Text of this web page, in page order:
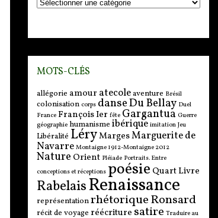
MOTS-CLÉS
allégorie amour atecoleaventure Brésil
colonisation corps danseDu Bellay Duel
France François Ier fête Gargantua Guerre
géographie humanisme ibérique imitation Jeu
Libéralité LéryMargesMarguerite de
Navarre Montaigne 1912-Montaigne 2012
Nature Orient Pléiade Portraits. Entre
conceptions et réceptions poésie Quart Livre
RabelaisRenaissance
représentationrhétoriqueRonsard
récit de voyage réécriture satire Traduire au